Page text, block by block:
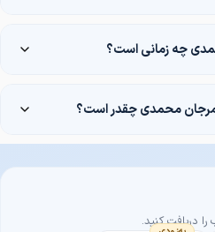
چه زمانی است؟
مرجان محمدی چقدر است؟
دریافت کنید.